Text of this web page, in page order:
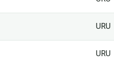
URU
URU